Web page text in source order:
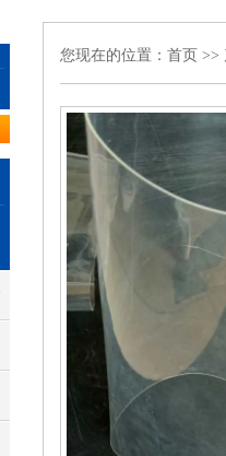
您现在的位置： 首页 >>